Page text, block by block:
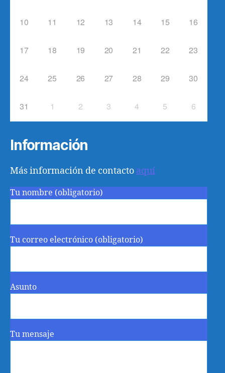
10 11 12 13 14 15 16
17 18 19 20 21 22 23
24 25 26 27 28 29 30
31 1 2 3 4 5 6
Información
Más información de contacto aquí
Tu nombre (obligatorio)
Tu correo electrónico (obligatorio)
Asunto
Tu mensaje